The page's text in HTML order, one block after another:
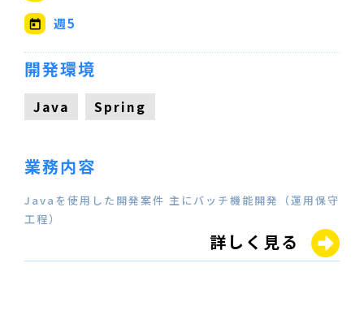
週5
開発環境
Java Spring
業務内容
Javaを使用した開発案件 主にバッチ機能開発（運用保守
工程）
詳しく見る